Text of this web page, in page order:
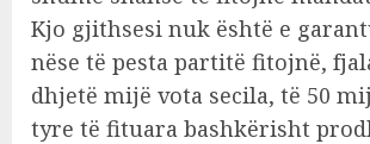
Kjo gjithsesi nuk është e
nëse të pesta partitë fitojnë,
dhjetë mijë vota secila, të 50
tyre të fituara bashkërisht